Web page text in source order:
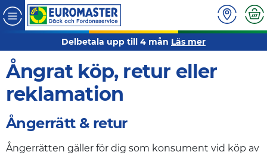
Delbetala upp till 4 mån Läs mer
Ångrat köp, retur eller
reklamation
Ångerrätt & retur
Ångerrätten gäller för dig som konsument vid köp av